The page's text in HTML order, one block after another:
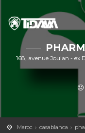
168, avenue Joulan - ex
Maroc casablanca